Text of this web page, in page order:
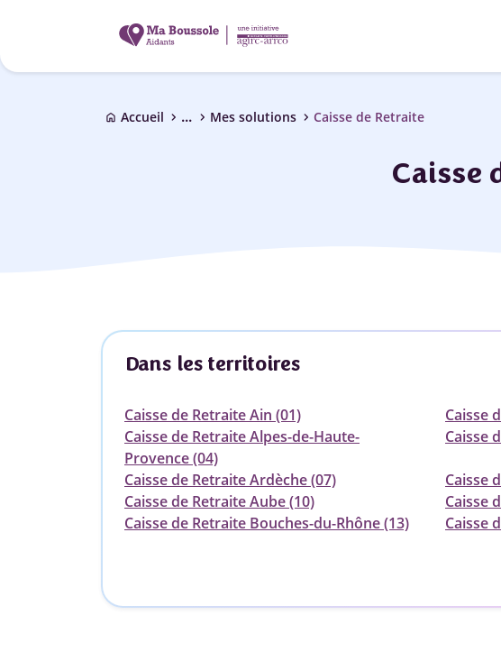
home Accueil chevron_right ... chevron_right Mes solutions chevron_right Caisse de Retraite
Caisse
Dans les territoires
Caisse de Retraite Ain (01) Caisse
Caisse de Retraite Alpes-de-Haute-
Provence (04)
Caisse
Caisse de Retraite Ardèche (07) Caisse
Caisse de Retraite Aube (10)
Caisse
Caisse de Retraite Bouches-du-Rhône (13)
Caisse